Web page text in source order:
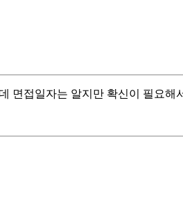
면접일자는 알지만 확신이 필요해